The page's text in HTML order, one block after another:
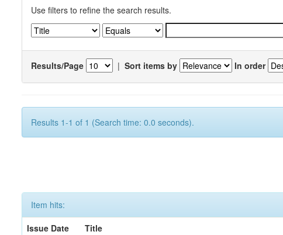
Use filters to refine the search results.
Results/Page | Sort items by In order
Results 1-1 of 1 (Search time: 0.0 seconds).
Item hits:
Issue Date
Title